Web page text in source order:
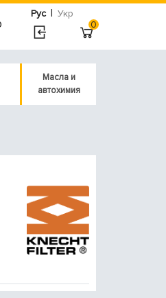
Рус | Укр
0
Масла и
автохимия